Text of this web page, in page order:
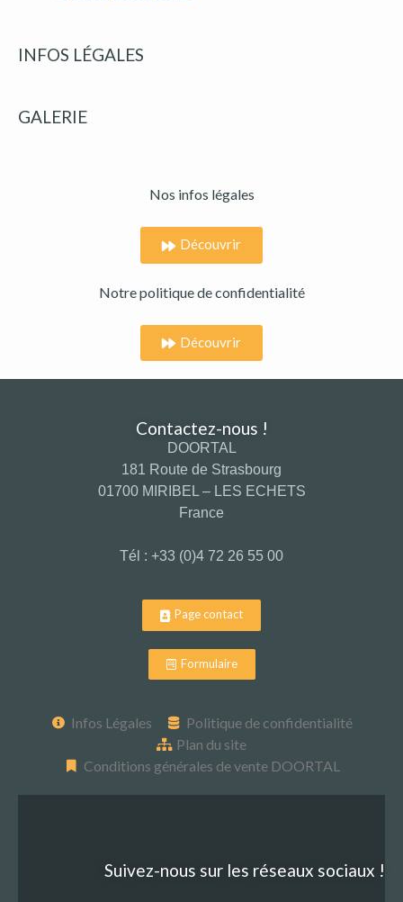
INFOS LÉGALES
GALERIE
Nos infos légales
Découvrir
Notre politique de confidentialité
Découvrir
Contactez-nous !
DOORTAL
181 Route de Strasbourg
01700 MIRIBEL – LES ECHETS
France
Tél : +33 (0)4 72 26 55 00
Page contact
Formulaire
Infos Légales
Politique de confidentialité
Plan du site
Conditions générales de vente DOORTAL
Suivez-nous sur les réseaux sociaux !